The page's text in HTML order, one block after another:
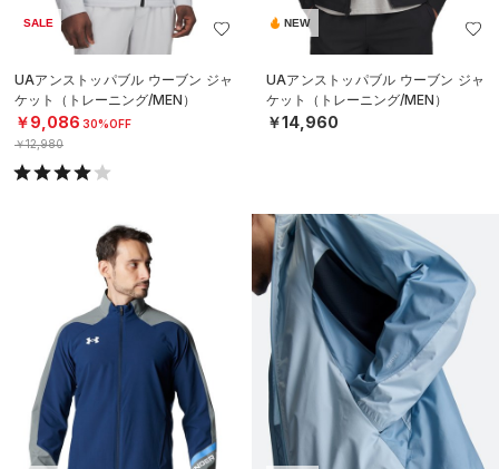
SALE
UAアンストッパブル ウーブン ジャ
ケット（トレーニング/MEN）
￥9,086 30%OFF
￥12,980
NEW
UAアンストッパブル ウーブン ジャ
ケット（トレーニング/MEN）
￥14,960